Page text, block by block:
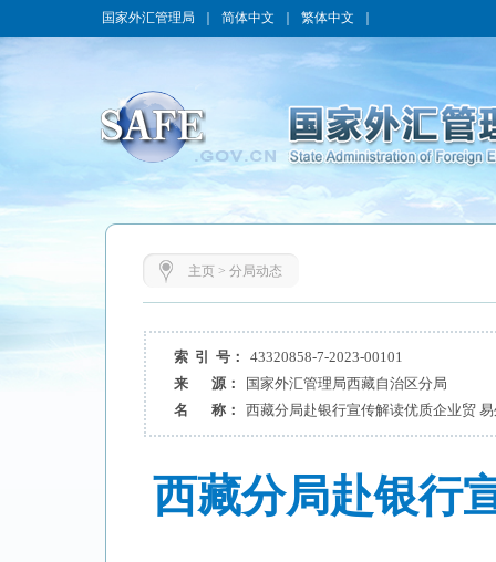
国家外汇管理局 简体中文 繁体中文
主页> 分局动态
索 引 号：
43320858-7-2023-00101
来 源：
国家外汇管理局西藏自治区分局
名 称：
西藏分局赴银行宣传解读优质企业贸
西藏分局赴银行